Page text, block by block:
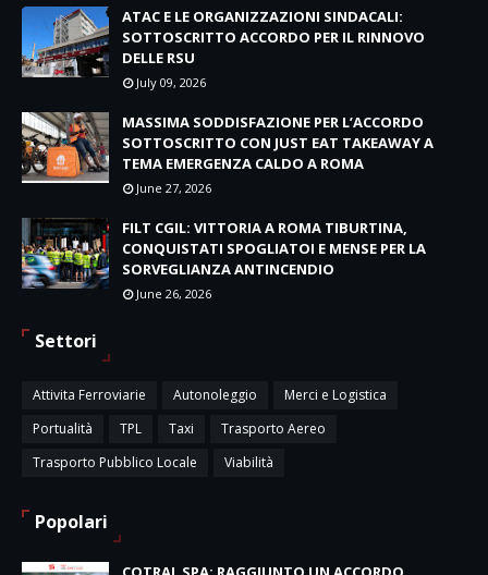
ATAC E LE ORGANIZZAZIONI SINDACALI:
SOTTOSCRITTO ACCORDO PER IL RINNOVO
DELLE RSU
July 09, 2026
MASSIMA SODDISFAZIONE PER L’ACCORDO
SOTTOSCRITTO CON JUST EAT TAKEAWAY A
TEMA EMERGENZA CALDO A ROMA
June 27, 2026
FILT CGIL: VITTORIA A ROMA TIBURTINA,
CONQUISTATI SPOGLIATOI E MENSE PER LA
SORVEGLIANZA ANTINCENDIO
June 26, 2026
Settori
Attivita Ferroviarie Autonoleggio
Merci e Logistica
Portualità
TPL Taxi
Trasporto Aereo
Trasporto Pubblico Locale
Viabilità
Popolari